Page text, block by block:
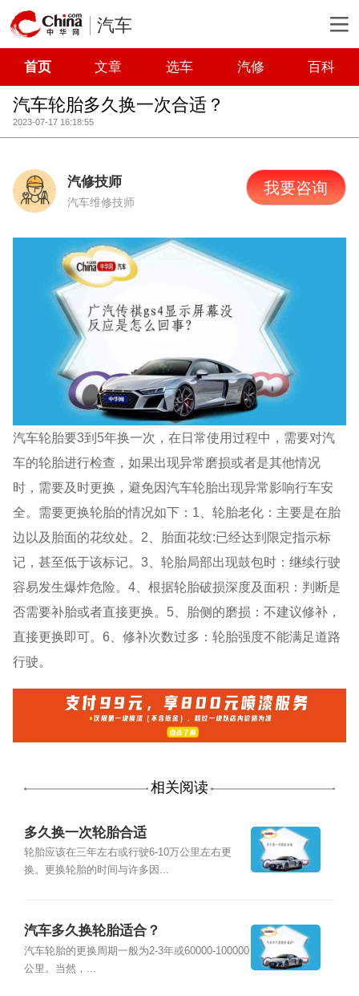
汽车
首页 文章 选车 汽修 百科
汽车轮胎多久换一次合适？
2023-07-17 16:18:55
汽修技师
汽车维修技师
我要咨询
汽车轮胎要3到5年换一次，在日常使用过程中，需要对汽
车的轮胎进行检查，如果出现异常磨损或者是其他情况
时，需要及时更换，避免因汽车轮胎出现异常影响行车安
全。需要更换轮胎的情况如下：1、轮胎老化：主要是在胎
边以及胎面的花纹处。2、胎面花纹:已经达到限定指示标
记，甚至低于该标记。3、轮胎局部出现鼓包时：继续行驶
容易发生爆炸危险。4、根据轮胎破损深度及面积：判断是
否需要补胎或者直接更换。5、胎侧的磨损：不建议修补，
直接更换即可。6、修补次数过多：轮胎强度不能满足道路
行驶。
相关阅读
多久换一次轮胎合适
轮胎应该在三年左右或行驶6-10万公里左右更
换。更换轮胎的时间与许多因...
汽车多久换轮胎适合？
汽车轮胎的更换周期一般为2-3年或60000-100000
公里。当然，...